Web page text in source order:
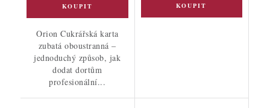
Orion Cukrářská karta
zubatá oboustranná –
jednoduchý způsob, jak
dodat dortům
profesionální...